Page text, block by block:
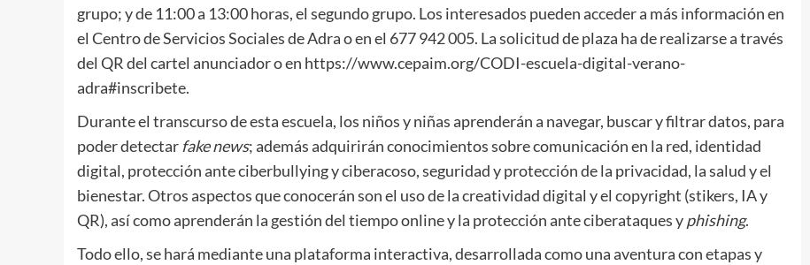
grupo; y de 11:00 a 13:00 horas, el segundo grupo. Los interesados pueden acceder a más información en
el Centro de Servicios Sociales de Adra o en el 677 942 005. La solicitud de plaza ha de realizarse a través
del QR del cartel anunciador o en https://www.cepaim.org/CODI-escuela-digital-verano-
adra#inscribete.
Durante el transcurso de esta escuela, los niños y niñas aprenderán a navegar, buscar y filtrar datos, para
poder detectar fake news; además adquirirán conocimientos sobre comunicación en la red, identidad
digital, protección ante ciberbullying y ciberacoso, seguridad y protección de la privacidad, la salud y el
bienestar. Otros aspectos que conocerán son el uso de la creatividad digital y el copyright (stikers, IA y
QR), así como aprenderán la gestión del tiempo online y la protección ante ciberataques yphishing.
Todo ello, se hará mediante una plataforma interactiva, desarrollada como una aventura con etapas y